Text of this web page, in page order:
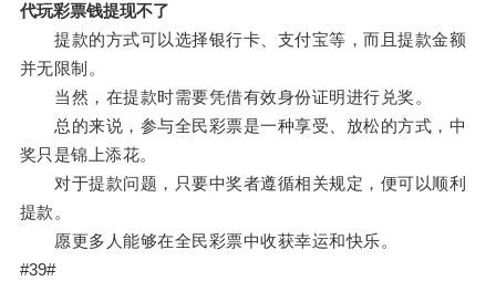
代玩彩票钱提现不了
提款的方式可以选择银行卡、支付宝等，而且提款金额
并无限制。
当然，在提款时需要凭借有效身份证明进行兑奖。
总的来说，参与全民彩票是一种享受、放松的方式，中
奖只是锦上添花。
对于提款问题，只要中奖者遵循相关规定，便可以顺利
提款。
愿更多人能够在全民彩票中收获幸运和快乐。
#39#